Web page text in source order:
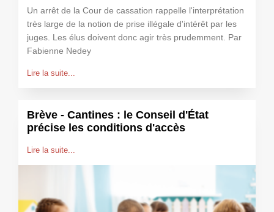
Un arrêt de la Cour de cassation rappelle l'interprétation
très large de la notion de prise illégale d'intérêt par les
juges. Les élus doivent donc agir très prudemment. Par
Fabienne Nedey
Lire la suite...
Brève - Cantines : le Conseil d'État
précise les conditions d'accès
Lire la suite...